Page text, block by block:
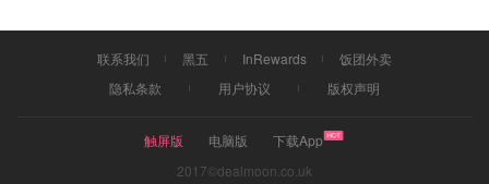
联系我们 黑五 InRewards
饭团外卖
隐私条款
用户协议 版权声明
触屏版 电脑版
下载App
2017©dealmoon.co.uk